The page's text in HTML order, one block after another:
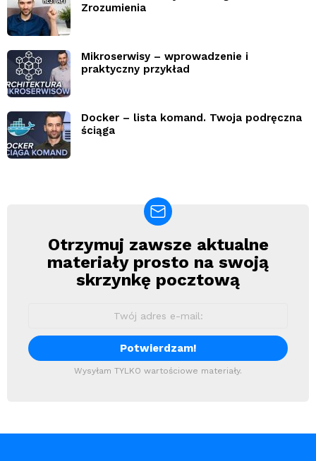
Zrozumienia
Mikroserwisy – wprowadzenie i
praktyczny przykład
Docker – lista komand. Twoja podręczna
ściąga
Newsletter
Otrzymuj zawsze aktualne
materiały prosto na swoją
skrzynkę pocztową
Wysyłam TYLKO wartościowe materiały.